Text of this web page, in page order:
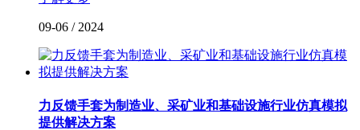
09-06 / 2024
力反馈手套为制造业、采矿业和基础设施行业仿真模拟
提供解决方案